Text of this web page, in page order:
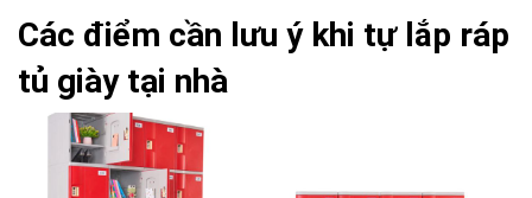
Các điểm cần lưu ý khi tự lắp ráp
tủ giày tại nhà